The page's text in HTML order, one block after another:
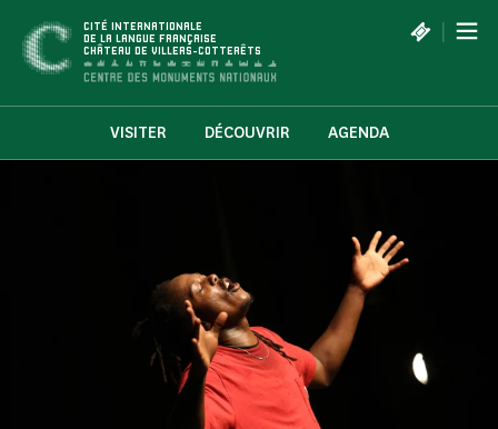
CITÉ INTERNATIONALE
DE LA LANGUE FRANÇAISE
CHÂTEAU DE VILLERS-COTTERÊTS
|
VISITER DÉCOUVRIR AGENDA